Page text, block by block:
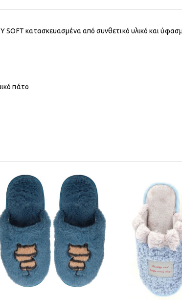
SOFT κατασκευασμένα από συνθετικό υλικό και
πάτο